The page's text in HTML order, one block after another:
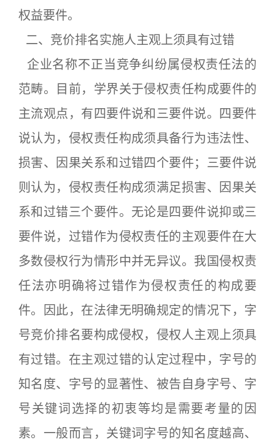
权益要件。
二、竞价排名实施人主观上须具有过错
企业名称不正当竞争纠纷属侵权责任法的
范畴。目前，学界关于侵权责任构成要件的
主流观点，有四要件说和三要件说。四要件
说认为，侵权责任构成须具备行为违法性、
损害、因果关系和过错四个要件；三要件说
则认为，侵权责任构成须满足损害、因果关
系和过错三个要件。无论是四要件说抑或三
要件说，过错作为侵权责任的主观要件在大
多数侵权行为情形中并无异议。我国侵权责
任法亦明确将过错作为侵权责任的构成要
件。因此，在法律无明确规定的情况下，字
号竞价排名要构成侵权，侵权人主观上须具
有过错。在主观过错的认定过程中，字号的
知名度、字号的显著性、被告自身字号、字
号关键词选择的初衷等均是需要考量的因
素。一般而言，关键词字号的知名度越高、